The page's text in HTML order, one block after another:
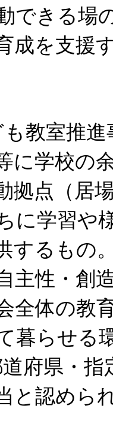
できる場
成を支援
教室推進
に学校の
拠点（居
に学習や
するもの
主性・創
全体の教
暮らせる
府県・
と認めら